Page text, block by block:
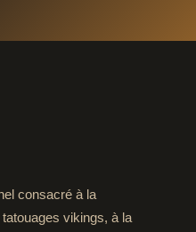
consacré à la
vikings, à la